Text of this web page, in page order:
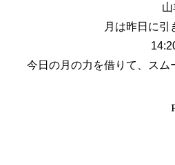
山
月は昨日に引
今日の月の力を借りて、
スム